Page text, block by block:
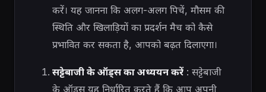
करें। यह जानना कि अलग-अलग पिचें, मौसम की
स्थिति और खिलाड़ियों का प्रदर्शन मैच को कैसे
प्रभावित कर सकता है, आपको बढ़त दिलाएगा।
सट्टेबाजी के ऑड्स का अध्ययन करें: सट्टेबाजी
के ऑड्स यह निर्धारित करते हैं कि आप अपनी